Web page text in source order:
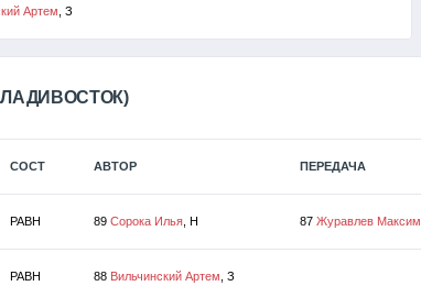
Артем , З
СОСТ АВТОР ПЕРЕДАЧА
РАВН 89 Сорока Илья , Н 87 Журавлев Максим
РАВН 88 Вильчинский Артем , З